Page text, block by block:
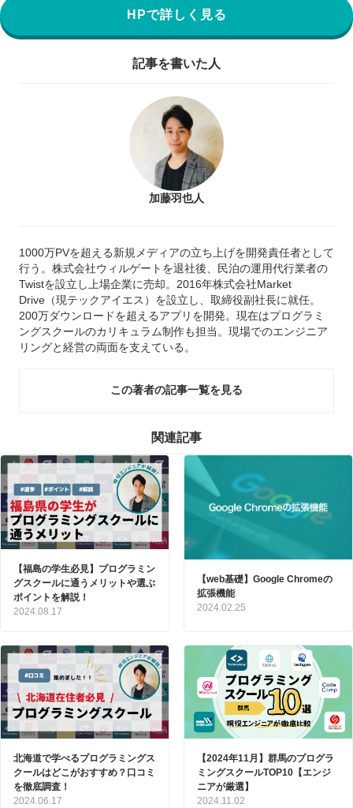
HPで詳しく見る
記事を書いた人
加藤羽也人
1000万PVを超える新規メディアの立ち上げを開発責任者として
行う。株式会社ウィルゲートを退社後、民泊の運用代行業者の
Twistを設立し上場企業に売却。2016年株式会社Market
Drive（現テックアイエス）を設立し、取締役副社長に就任。
200万ダウンロードを超えるアプリを開発。現在はプログラミ
ングスクールのカリキュラム制作も担当。現場でのエンジニア
リングと経営の両面を支えている。
この著者の記事一覧を見る
関連記事
【福島の学生必見】プログラミン
グスクールに通うメリットや選ぶ
ポイントを解説！
2024.08.17
【web基礎】Google Chromeの
拡張機能
2024.02.25
北海道で学べるプログラミングス
クールはどこがおすすめ？口コミ
を徹底調査！
2024.06.17
【2024年11月】群馬のプログラ
ミングスクールTOP10【エンジ
ニアが厳選】
2024.11.02